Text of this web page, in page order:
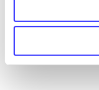
...
...